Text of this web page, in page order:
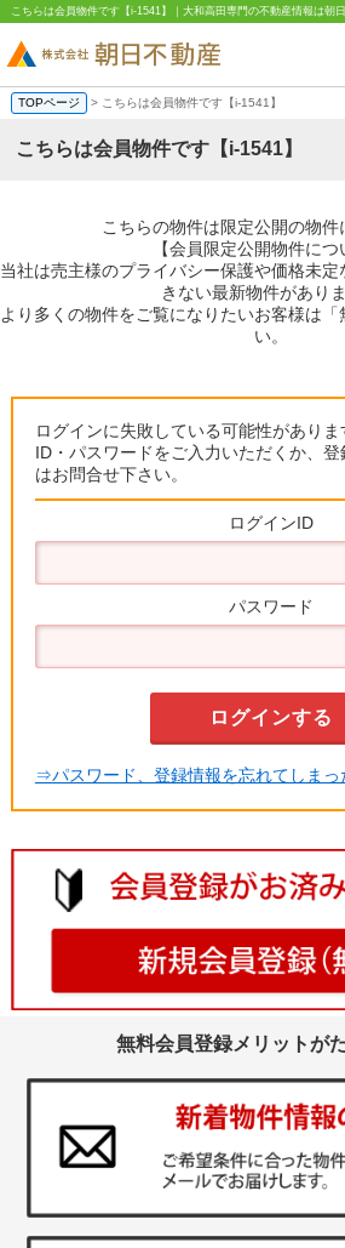
こちらは会員物件です【i-1541】｜大和高田専門の不動産情報は朝
TOPページ > こちらは会員物件です【i-1541】
こちらは会員物件です【i-1541】
こちらの物件は限定公開の物件
【会員限定公開物件につ
当社は売主様のプライバシー保護や価格未
きない最新物件がありま
より多くの物件をご覧になりたいお客様は
い。
ログインに失敗している可能性があり
ID・パスワードをご入力いただくか、
はお問合せ下さい。
ログインID
パスワード
⇒パスワード、登録情報を忘れてしまっ
無料会員登録メリットが